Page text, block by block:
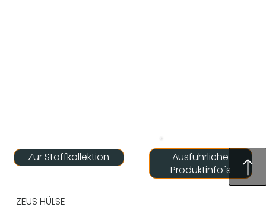
ZEUS HÜLSE
Zur Stoffkollektion
Ausführliche
Produktinfo´s